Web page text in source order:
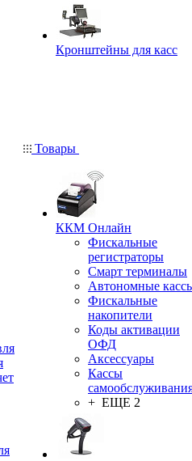
Кронштейны для касс
Товары
ККМ Онлайн
Фискальные
регистраторы
Смарт терминалы
Автономные
Фискальные
накопители
Коды активации
ОФД
Аксессуары
Кассы
+ ЕЩЕ 2